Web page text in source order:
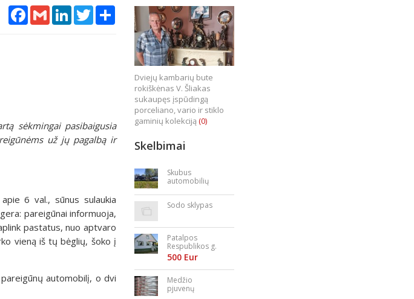
Facebook
GmailLinkedInTwitterShare
sėkmingai pasibaigusia
už jų pagalbą ir
6 val., sūnus sulaukia
pareigūnai informuoja,
pastatus, nuo aptvaro
vieną iš tų bėglių, šoko į
automobilį, o dvi
Dviejų kambarių bute
rokiškėnas V. Šliakas
sukaupęs įspūdingą
porceliano, vario ir stiklo
gaminių kolekciją (0)
Skelbimai
Skubus
automobilių
Sodo sklypas
Patalpos
Respublikos g.
23
500 Eur
Medžio
pjuvenų